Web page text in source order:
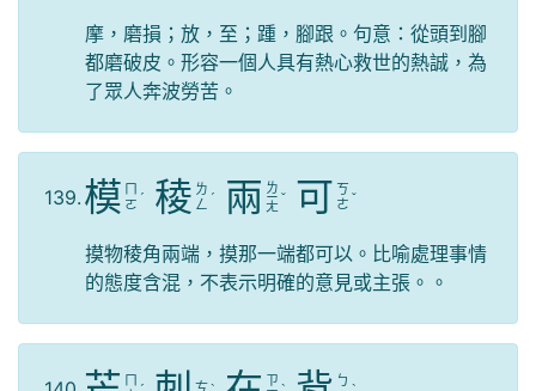
摩，磨損；放，至；踵，腳跟。句意：從頭到腳
都磨破皮。形容一個人具有熱心救世的熱誠，為
了眾人奔波勞苦。
139. 模 ㄇ
ㄛ ˊ 稜 ㄌ
ㄥ ˊ 兩 ㄌ
ㄧ
ㄤ
ˇ 可 ㄎ
ㄜ ˇ
摸物稜角兩端，摸那一端都可以。比喻處理事情
的態度含混，不表示明確的意見或主張。。
ㄇ
ㄘ
ㄗ
ㄅ